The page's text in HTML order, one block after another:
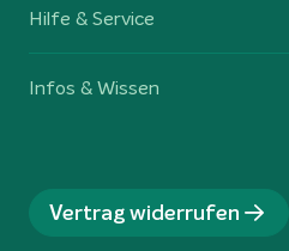
Hilfe & Service
Infos & Wissen
Vertrag widerrufen